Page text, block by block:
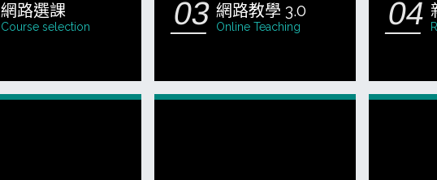
網路選課
Course selection
網路教學 3.0
Online Teaching